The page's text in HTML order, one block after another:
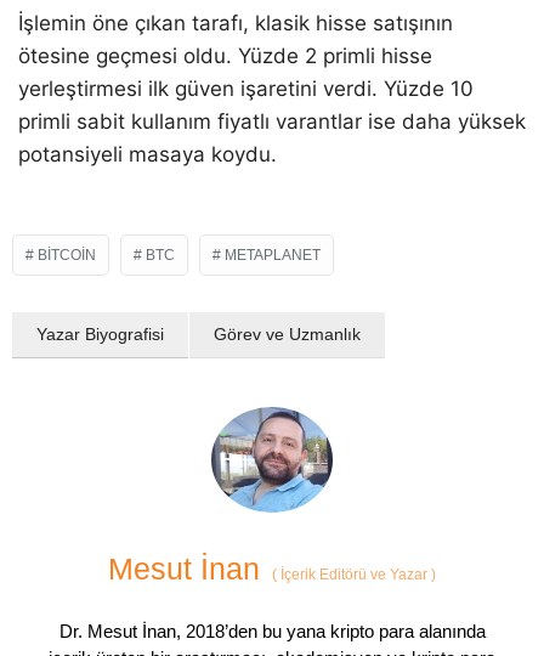
İşlemin öne çıkan tarafı, klasik hisse satışının
ötesine geçmesi oldu. Yüzde 2 primli hisse
yerleştirmesi ilk güven işaretini verdi. Yüzde 10
primli sabit kullanım fiyatlı varantlar ise daha yüksek
potansiyeli masaya koydu.
BITCOIN BTC METAPLANET
Yazar Biyografisi Görev ve Uzmanlık
Mesut İnan ( İçerik Editörü ve Yazar )
Dr. Mesut İnan, 2018’den bu yana kripto para alanında